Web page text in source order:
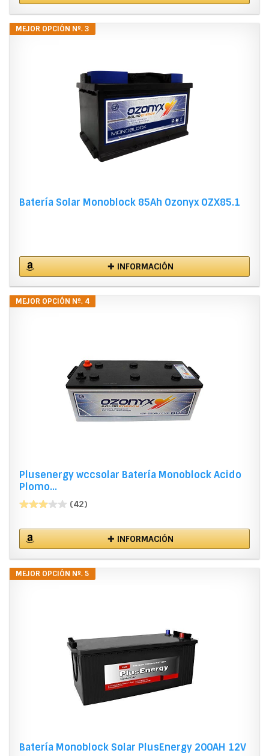
MEJOR OPCIÓN Nº. 3
Batería Solar Monoblock 85Ah Ozonyx OZX85.1
✚ INFORMACIÓN
MEJOR OPCIÓN Nº. 4
Plusenergy wccsolar Batería Monoblock Acido
Plomo...
(42)
✚ INFORMACIÓN
MEJOR OPCIÓN Nº. 5
Batería Monoblock Solar PlusEnergy 200AH 12V